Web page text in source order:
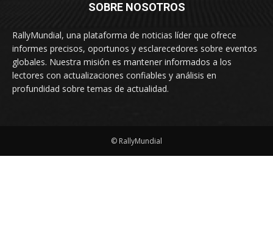
SOBRE NOSOTROS
RallyMundial, una plataforma de noticias líder que ofrece
informes precisos, oportunos y esclarecedores sobre eventos
globales. Nuestra misión es mantener informados a los
lectores con actualizaciones confiables y análisis en
profundidad sobre temas de actualidad.
© RallyMundial